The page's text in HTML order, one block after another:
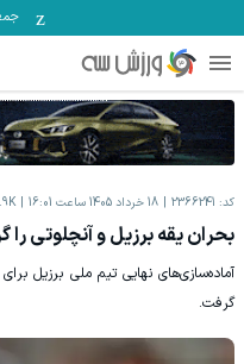
جمعه
کد: 2366241 18 خرداد 1405 ساعت 16:01
بحران یقه برزیل و آنچلوتی را
گرفت.